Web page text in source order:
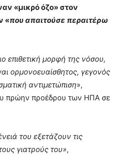
«μικρό όζο» στον
«που απαιτούσε περαιτέρω
επιθετική μορφή της νόσου,
ορμονοευαίσθητος, γεγονός
αντιμετώπιση»,
πρώην προέδρου των ΗΠΑ σε
του εξετάζουν τις
γιατρούς του»,